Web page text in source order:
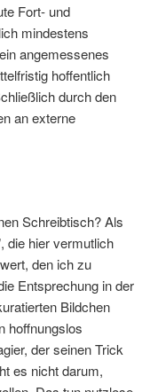
Fort- und
mindestens
angemessenes
hoffentlich
durch den
an externe
Schreibtisch? Als
die hier vermutlich
den ich zu
Entsprechung in der
Bildchen
hoffnungslos
der seinen Trick
es nicht darum,